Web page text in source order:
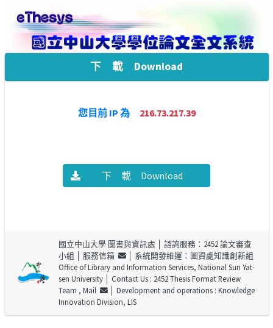
下 載 Download
您目前 IP 為 216.73.217.39
下 載 Download
國立中山大學 圖書與資訊處 │ 諮詢服務：2452 論文審查
小組 │ 服務信箱
│ 系統開發維運：圖資處知識創新組
Office of Library and Information Services, National Sun Yat-
sen University│ Contact Us : 2452 Thesis Format Review
Team , Mail
│ Development and operations : Knowledge
Innovation Division, LIS